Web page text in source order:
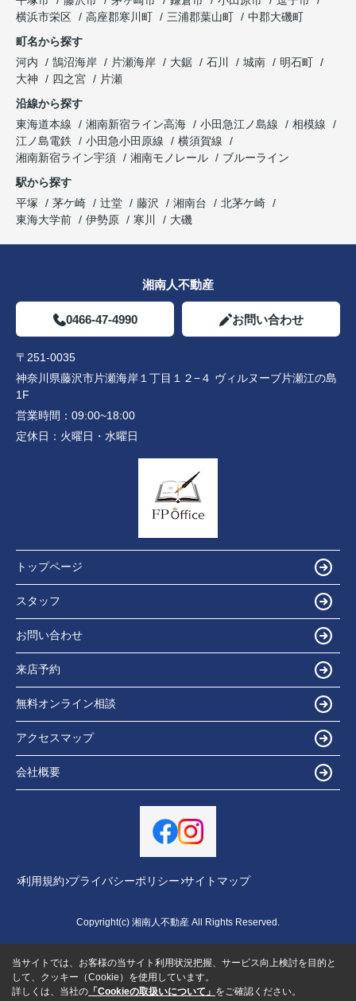
横浜市栄区
高座郡寒川町 三浦郡葉山町
中郡大磯町
町名から探す
河内
鵠沼海岸 片瀬海岸 大鋸 石川 城南
明石町
大神
四之宮
片瀬
沿線から探す
東海道本線
湘南新宿ライン高海 小田急江ノ島線
相模線
江ノ島電鉄
小田急小田原線
横須賀線
湘南新宿ライン宇須
湘南モノレール
ブルーライン
駅から探す
平塚
茅ケ崎 辻堂 藤沢 湘南台
北茅ケ崎
東海大学前
伊勢原 寒川 大磯
湘南人不動産
0466-47-4990 お問い合わせ
〒251-0035
神奈川県藤沢市片瀬海岸１丁目１２−４ ヴィルヌーブ片瀬江の島
1F
営業時間： 09:00~18:00
定休日： 火曜日・水曜日
トップページ
スタッフ
お問い合わせ
来店予約
無料オンライン相談
アクセスマップ
会社概要
利用規約 プライバシーポリシー サイトマップ
Copyright(c) 湘南人不動産 All Rights Reserved.
当サイトでは、お客様の当サイト利用状況把握、サービス向上検討を目的と
して、クッキー（Cookie）を使用しています。
詳しくは、当社の 「Cookieの取扱いについて」 をご確認ください。